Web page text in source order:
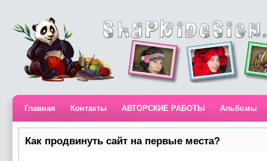
Главная Контакты АВТОРСКИЕ РАБОТЫ Альбомы
Как продвинуть сайт на первые места?